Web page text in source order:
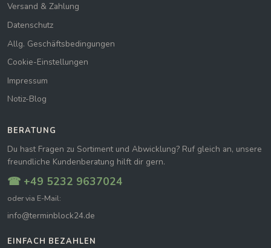
Versand & Zahlung
Datenschutz
Allg. Geschäftsbedingungen
Cookie-Einstellungen
Impressum
Notiz-Blog
BERATUNG
Du hast Fragen zu Sortiment und Abwicklung? Ruf gleich an, unsere
freundliche Kundenberatung hilft dir gern.
☎ +49 5232 9637024
oder via E-Mail:
info@terminblock24.de
EINFACH BEZAHLEN